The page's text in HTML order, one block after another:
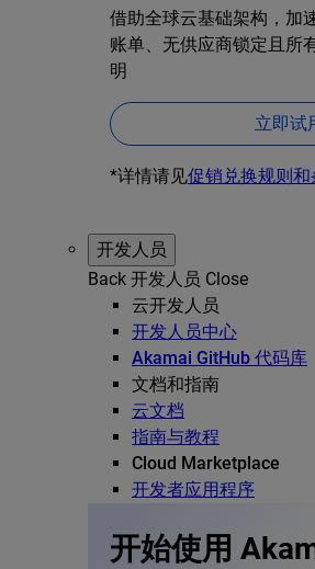
借助全球云基础架构，加
账单、无供应商锁定且所
明
立即试
*详情请见促销兑换规则和
开发人员
Back 开发人员 Close
云开发人员
开发人员中心
Akamai GitHub 代码库
文档和指南
云文档
指南与教程
Cloud Marketplace
开发者应用程序
开始使用